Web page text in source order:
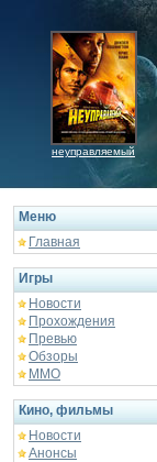
неуправляемый
Меню
Главная
Игры
Новости
Прохождения
Превью
Обзоры
ММО
Кино, фильмы
Новости
Анонсы